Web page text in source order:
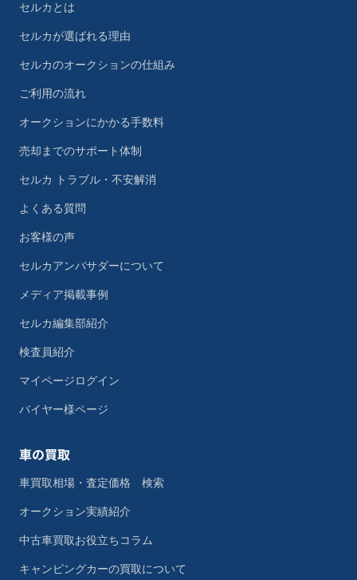
セルカとは
セルカが選ばれる理由
セルカのオークションの仕組み
ご利用の流れ
オークションにかかる手数料
売却までのサポート体制
セルカ トラブル・不安解消
よくある質問
お客様の声
セルカアンバサダーについて
メディア掲載事例
セルカ編集部紹介
検査員紹介
マイページログイン
バイヤー様ページ
車の買取
車買取相場・査定価格 検索
オークション実績紹介
中古車買取お役立ちコラム
キャンピングカーの買取について